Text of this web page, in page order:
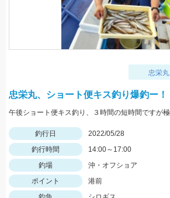
忠栄丸
忠栄丸、ショート便キス釣り爆釣ー！
釣行日
2022/05/28
釣行時間
14:00～17:00
釣場
沖・オフショア
ポイント
港前